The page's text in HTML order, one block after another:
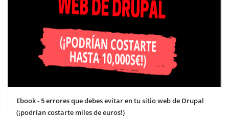
Ebook - 5 errores que debes evitar en tu sitio web de Drupal
(¡podrían costarte miles de euros!)